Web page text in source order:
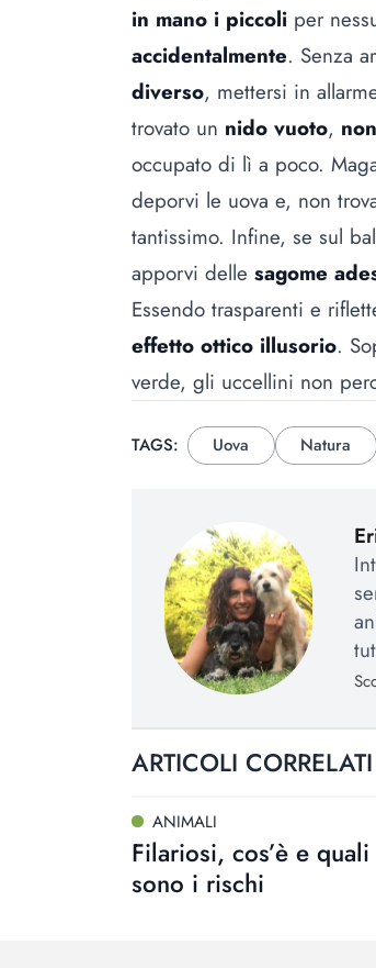
in mano i piccoli per
accidentalmente. Senza
diverso, mettersi in
trovato un nido vuoto,
occupato di lì a poco.
deporvi le uova e, non
tantissimo. Infine, se sul
apporvi delle sagome
Essendo trasparenti e
effetto ottico illusorio.
verde, gli uccellini non
TAGS: Uova Natura
ARTICOLI CORRELATI
ANIMALI
Filariosi, cos’è e quali
sono i rischi